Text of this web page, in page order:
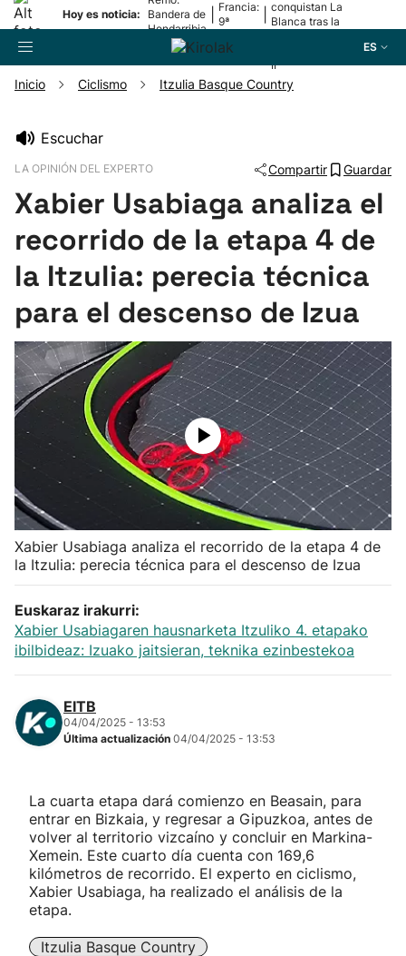
Hoy es noticia:
Bandera de
Hondarribia
Francia:
9ª
conquistan La
Blanca tras la
II
ES
Pelota
Remo
Baloncesto
Ciclismo
Herri-kirolak
Balonmano
Kirolak 360
Atletismo
Carreras de montaña
"Helmuga"
Inicio Ciclismo Itzulia Basque Country
Escuchar
LA OPINIÓN DEL EXPERTO Compartir Guardar
Xabier Usabiaga analiza el
recorrido de la etapa 4 de
la Itzulia: perecia técnica
para el descenso de Izua
Xabier Usabiaga analiza el recorrido de la etapa 4 de
la Itzulia: perecia técnica para el descenso de Izua
Euskaraz irakurri:
Xabier Usabiagaren hausnarketa Itzuliko 4. etapako
ibilbideaz: Izuako jaitsieran, teknika ezinbestekoa
EITB
04/04/2025 - 13:53
Última actualización 04/04/2025 - 13:53
La cuarta etapa dará comienzo en Beasain, para
entrar en Bizkaia, y regresar a Gipuzkoa, antes de
volver al territorio vizcaíno y concluir en Markina-
Xemein. Este cuarto día cuenta con 169,6
kilómetros de recorrido. El experto en ciclismo,
Xabier Usabiaga, ha realizado el análisis de la
etapa.
Itzulia Basque Country